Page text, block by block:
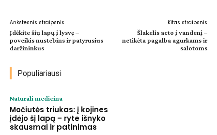
Ankstesnis straipsnis
Įdėkite šių lapų į lysvę –
poveikis nustebins ir patyrusius
daržininkus
Kitas straipsnis
Šlakelis acto į vandenį –
netikėta pagalba agurkams ir
salotoms
Populiariausi
Natūrali medicina
Močiutės triukas: į kojines
įdėjo šį lapą – ryte išnyko
skausmai ir patinimas